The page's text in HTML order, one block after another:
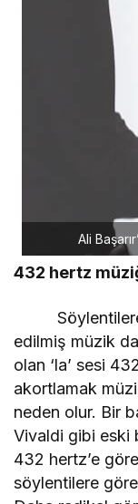
Ali
432 hertz
edilmiş müzik
olan ‘la’ sesi
akortlamak
neden olur. Bir
Vivaldi gibi eski
432 hertz’e
söylentilere